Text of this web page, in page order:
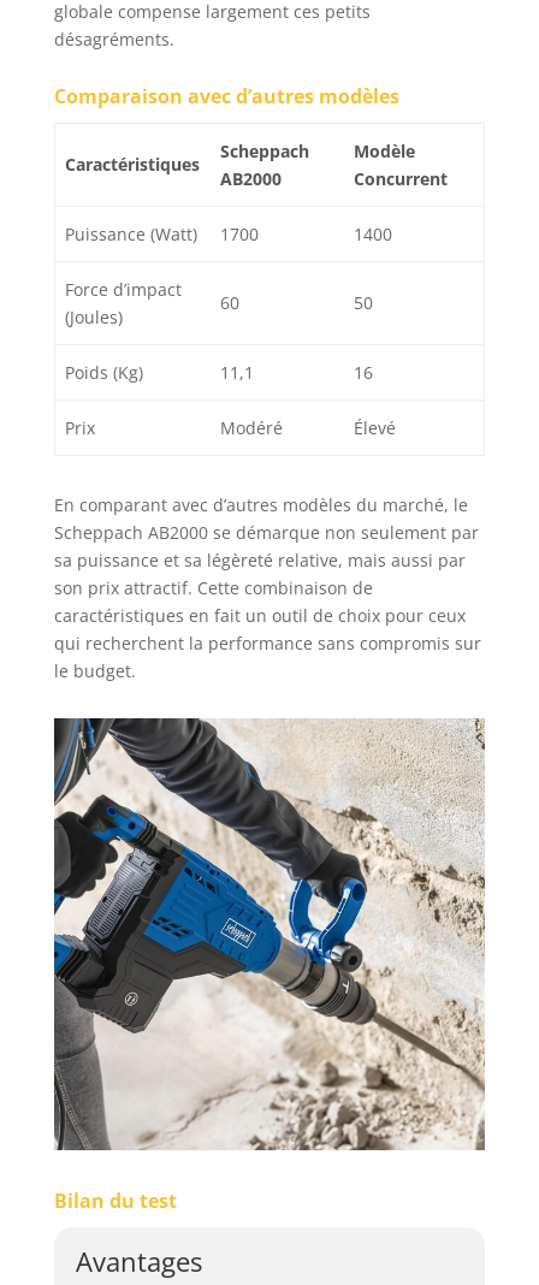
globale compense largement ces petits
désagréments.
Comparaison avec d’autres modèles
Caractéristiques
Scheppach
AB2000
Modèle
Concurrent
Puissance (Watt) 1700 1400
Force d’impact
(Joules)
60 50
Poids (Kg) 11,1 16
Prix Modéré Élevé
En comparant avec d’autres modèles du marché, le
Scheppach AB2000 se démarque non seulement par
sa puissance et sa légèreté relative, mais aussi par
son prix attractif. Cette combinaison de
caractéristiques en fait un outil de choix pour ceux
qui recherchent la performance sans compromis sur
le budget.
Bilan du test
Avantages